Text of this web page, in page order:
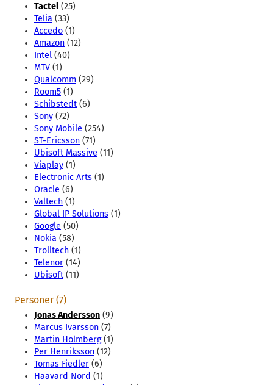
Tactel(25)
Telia (33)
Accedo (1)
Amazon (12)
Intel (40)
MTV (1)
Qualcomm (29)
Room5 (1)
Schibstedt (6)
Sony (72)
Sony Mobile (254)
ST-Ericsson (71)
Ubisoft Massive (11)
Viaplay (1)
Electronic Arts (1)
Oracle (6)
Valtech (1)
Global IP Solutions (1)
Google (50)
Nokia (58)
Trolltech (1)
Telenor (14)
Ubisoft (11)
Personer (7)
Jonas Andersson (9)
Marcus Ivarsson (7)
Martin Holmberg(1)
Per Henriksson (12)
Tomas Fiedler (6)
Haavard Nord (1)